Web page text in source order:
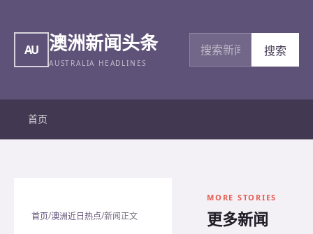
AU 澳洲新闻头条
AUSTRALIA HEADLINES
搜索新闻
搜索
首页
首页/澳洲近日热点/新闻正文
MORE STORIES
更多新闻